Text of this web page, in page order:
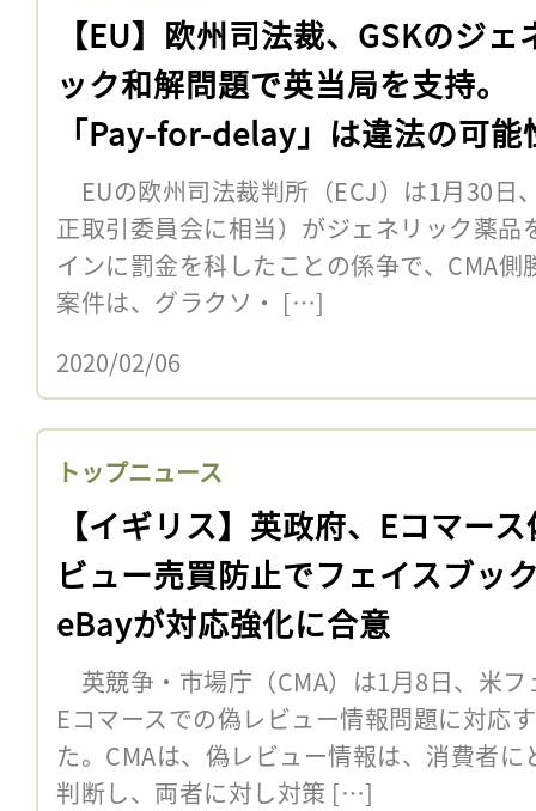
【EU】欧州司法裁、GSKのジェ
ック和解問題で英当局を支持。
「Pay-for-delay」は違法の可能
り
EUの欧州司法裁判所（ECJ）は1月30日
正取引委員会に相当）がジェネリック薬
インに罰金を科したことの係争で、CMA
案件は、グラクソ・ […]
2020/02/06
トップニュース
【イギリス】英政府、Eコマー
ビュー売買防止でフェイスブッ
eBayが対応強化に合意
英競争・市場庁（CMA）は1月8日、米
Eコマースでの偽レビュー情報問題に対応
た。CMAは、偽レビュー情報は、消費者
判断し、両者に対し対策 […]